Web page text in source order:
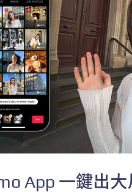
App 一鍵出大